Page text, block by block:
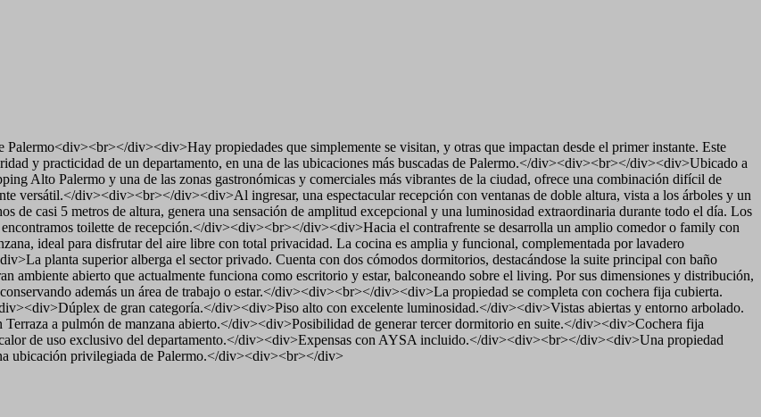
div><div>Hay propiedades que simplemente se visitan, y otras que impactan desde el primer instante. Este
y practicidad de un departamento, en una de las ubicaciones más buscadas de Palermo.</div><div><br></div><div>Ubicado a
Alto Palermo y una de las zonas gastronómicas y comerciales más vibrantes de la ciudad, ofrece una combinación difícil de
versátil.</div><div><br></div><div>Al ingresar, una espectacular recepción con ventanas de doble altura, vista a los árboles y un
de casi 5 metros de altura, genera una sensación de amplitud excepcional y una luminosidad extraordinaria durante todo el día. Los
toilette de recepción.</div><div><br></div><div>Hacia el contrafrente se desarrolla un amplio comedor o family con
ideal para disfrutar del aire libre con total privacidad. La cocina es amplia y funcional, complementada por lavadero
planta superior alberga el sector privado. Cuenta con dos cómodos dormitorios, destacándose la suite principal con baño
ambiente abierto que actualmente funciona como escritorio y estar, balconeando sobre el living. Por sus dimensiones y distribución,
además un área de trabajo o estar.</div><div><br></div><div>La propiedad se completa con cochera fija cubierta.
de gran categoría.</div><div>Piso alto con excelente luminosidad.</div><div>Vistas abiertas y entorno arbolado.
a pulmón de manzana abierto.</div><div>Posibilidad de generar tercer dormitorio en suite.</div><div>Cochera fija
de uso exclusivo del departamento.</div><div>Expensas con AYSA incluido.</div><div><br></div><div>Una propiedad
ubicación privilegiada de Palermo.</div><div><br></div>